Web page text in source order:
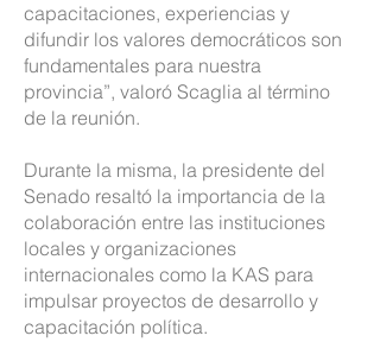
capacitaciones, experiencias y
difundir los valores democráticos son
fundamentales para nuestra
provincia”, valoró Scaglia al término
de la reunión.
Durante la misma, la presidente del
Senado resaltó la importancia de la
colaboración entre las instituciones
locales y organizaciones
internacionales como la KAS para
impulsar proyectos de desarrollo y
capacitación política.